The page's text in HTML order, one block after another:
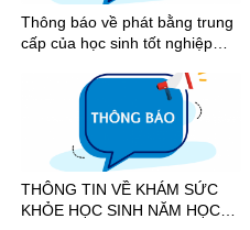
Thông báo về phát bằng trung
cấp của học sinh tốt nghiệp
THÔNG TIN VỀ KHÁM SỨC
KHỎE HỌC SINH NĂM HỌC